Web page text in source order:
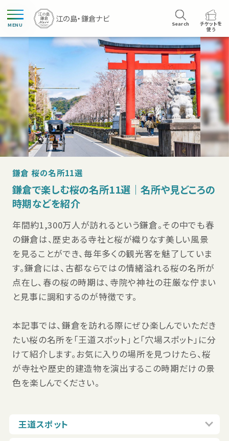
MENU Search
チケットを
使う
鎌倉 桜の名所11選
鎌倉で楽しむ桜の名所11選｜名所や見どころの
時期などを紹介
年間約1,300万人が訪れるという鎌倉。その中でも春
の鎌倉は、歴史ある寺社と桜が織りなす美しい風景
を見ることができ、毎年多くの観光客を魅了していま
す。鎌倉には、古都ならではの情緒溢れる桜の名所が
点在し、春の桜の時期は、寺院や神社の荘厳な佇まい
と見事に調和するのが特徴です。
本記事では、鎌倉を訪れる際にぜひ楽しんでいただき
たい桜の名所を「王道スポット」と「穴場スポット」に分
けて紹介します。お気に入りの場所を見つけたら、桜
が寺社や歴史的建造物を演出するこの時期だけの景
色を楽しんでください。
王道スポット